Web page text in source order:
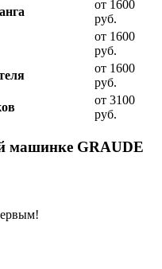
от 1600
руб.
от 1600
руб.
от 1600
руб.
от 3100
руб.
машинке GRAUDE